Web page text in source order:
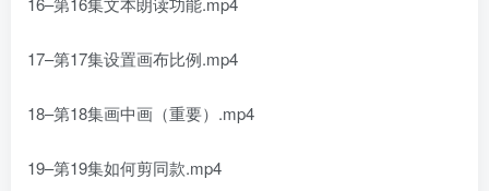
17–第17集设置画布比例.mp4
18–第18集画中画（重要）.mp4
19–第19集如何剪同款.mp4